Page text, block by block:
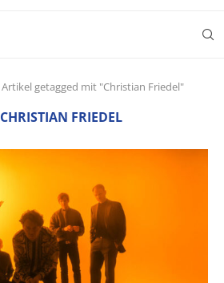
Artikel getagged mit "Christian Friedel"
CHRISTIAN FRIEDEL